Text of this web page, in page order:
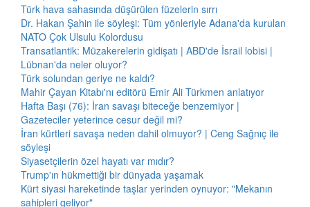
Türk hava sahasında düşürülen füzelerin sırrı
Dr. Hakan Şahin ile söyleşi: Tüm yönleriyle Adana'da kurulan
NATO Çok Ulsulu Kolordusu
Transatlantik: Müzakerelerin gidişatı | ABD'de İsrail lobisi |
Lübnan'da neler oluyor?
Türk solundan geriye ne kaldı?
Mahir Çayan Kitabı'nı editörü Emir Ali Türkmen anlatıyor
Hafta Başı (76): İran savaşı biteceğe benzemiyor |
Gazeteciler yeterince cesur değil mi?
İran kürtleri savaşa neden dahil olmuyor? | Ceng Sağnıç ile
söyleşi
Siyasetçilerin özel hayatı var mıdır?
Trump'ın hükmettiği bir dünyada yaşamak
Kürt siyasi hareketinde taşlar yerinden oynuyor: "Mekanın
sahipleri geliyor"